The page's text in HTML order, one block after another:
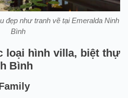
đẹp như tranh vẽ tại Emeralda Ninh
Bình
loại hình villa, biệt thự
Bình